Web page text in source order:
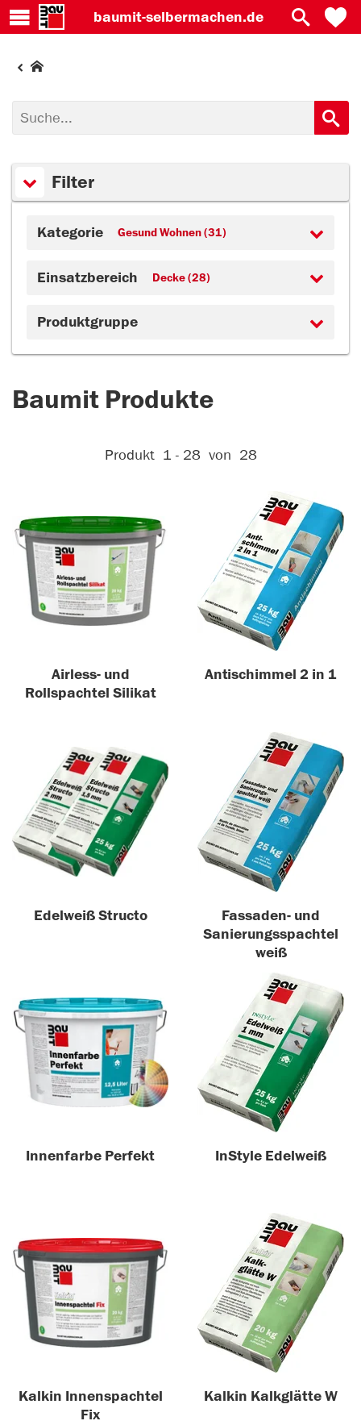
baumit-selbermachen.de
Filter
Kategorie Gesund Wohnen (31)
Einsatzbereich Decke (28)
Produktgruppe
Baumit Produkte
Aktive Filter:
Produkt 1 - 28 von 28
Airless- und
Rollspachtel Silikat
Antischimmel 2 in 1
Edelweiß Structo
Fassaden- und
Sanierungsspachtel
weiß
Innenfarbe Perfekt InStyle Edelweiß
Kalkin Innenspachtel
Fix
Kalkin Kalkglätte W